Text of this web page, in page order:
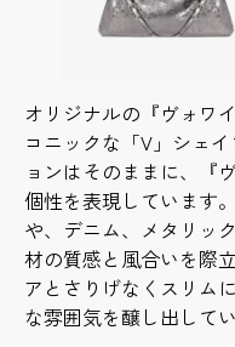
オリジナルの『ヴォワ
コニックな「V」シェ
ョンはそのままに、『
個性を表現しています
や、デニム、メタリッ
材の質感と風合いを際
アとさりげなくスリム
な雰囲気を醸し出してい